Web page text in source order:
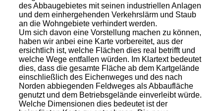
des Abbaugebietes mit seinen industriellen Anlagen
und dem einhergehenden Verkehrslärm und Staub
an die Wohngebiete verhindert werden.
Um sich davon eine Vorstellung machen zu können,
haben wir anbei eine Karte vorbereitet, aus der
ersichtlich ist, welche Flächen dies real betrifft und
welche Wege entfallen würden. Im Klartext bedeutet
dies, dass die gesamte Fläche ab dem Kartgelände
einschließlich des Eichenweges und des nach
Norden abbiegenden Feldweges als Abbaufläche
genutzt und dem Betriebsgelände einverleibt würde.
Welche Dimensionen dies bedeutet ist der